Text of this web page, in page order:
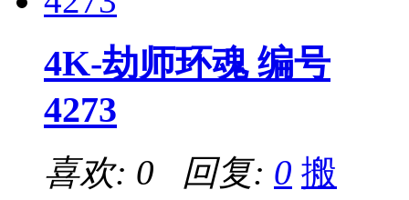
4K-劫师环魂 编号
4273
喜欢: 0 回复: 0 搬